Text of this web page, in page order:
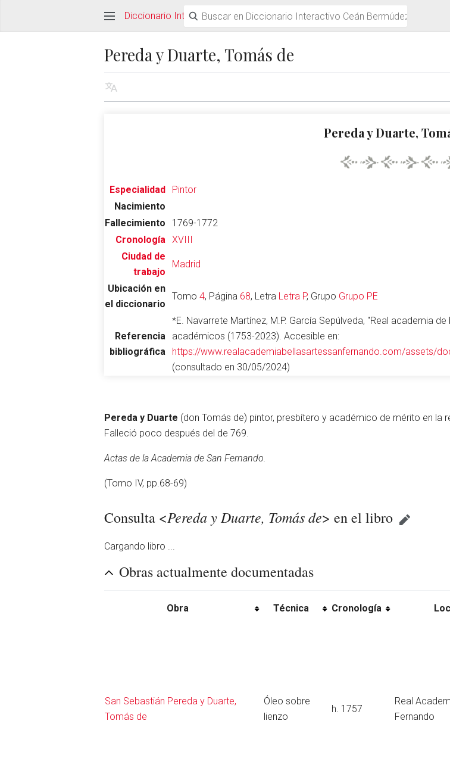
Abrir menú principal
Diccionario Interactivo Ceán Bermúdez
Pereda y Duarte, Tomás de
Pereda y Duarte,
Especialidad
Pintor
Nacimiento
Fallecimiento
1769-1772
Cronología XVIII
Ciudad de
trabajo
Madrid
Ubicación en
el diccionario
Tomo4, Página 68, Letra Letra P, Grupo Grupo PE
Referencia
bibliográfica
*E. Navarrete Martínez, M.P. García Sepúlveda, "Real academia
académicos (1753-2023). Accesible en:
https://www.realacademiabellasartessanfernando.com/assets/
(consultado en 30/05/2024)
Pereda y Duarte (don Tomás de) pintor, presbítero y académico de mérito en la
Falleció poco después del de 769.
Actas de la Academia de San Fernando.
(Tomo IV, pp.68-69)
Consulta <Pereda y Duarte, Tomás de> en el libro
Cargando libro ...
Obras actualmente documentadas
Obra Técnica Cronología
San Sebastián Pereda y Duarte,
Tomás de
Óleo sobre
lienzo
h. 1757
Real
Fernando